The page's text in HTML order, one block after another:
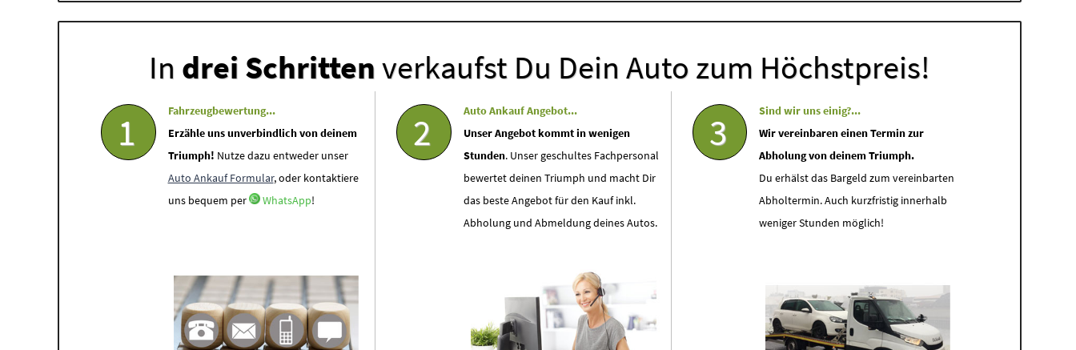
In drei Schrittenverkaufst Du Dein Auto zum Höchstpreis!
1
Fahrzeugbewertung...
Erzähle uns unverbindlich von deinem
Triumph! Nutze dazu entweder unser
Auto Ankauf Formular, oder kontaktiere
uns bequem per
WhatsApp!
2
Auto Ankauf Angebot...
Unser Angebot kommt in wenigen
Stunden. Unser geschultes Fachpersonal
bewertet deinen Triumph und macht Dir
das beste Angebot für den Kauf inkl.
Abholung und Abmeldung deines Autos.
3
Sind wir uns einig?...
Wir vereinbaren einen Termin zur
Abholung von deinem Triumph.
Du erhälst das Bargeld zum vereinbarten
Abholtermin. Auch kurzfristig innerhalb
weniger Stunden möglich!